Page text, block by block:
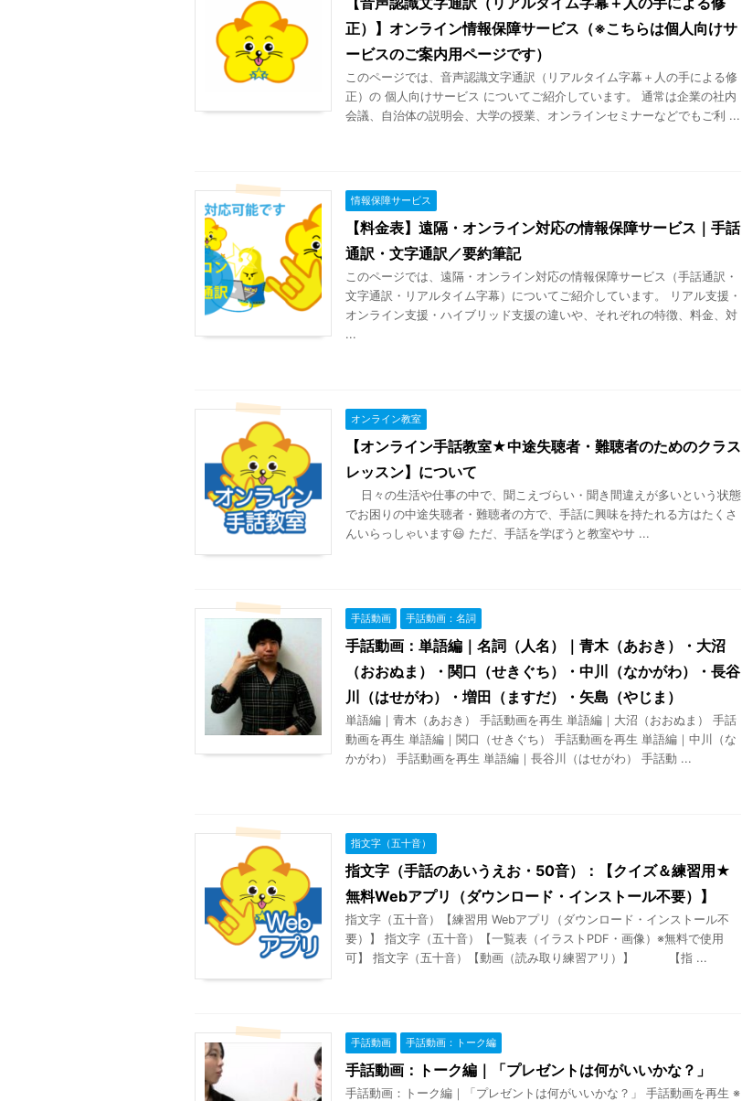
正）】オンライン情報保障サービス（※こちらは個人向けサ
ービスのご案内用ページです）
このページでは、音声認識文字通訳（リアルタイム字幕＋人の手による修
正）の 個人向けサービス についてご紹介しています。 通常は企業の社内
会議、自治体の説明会、大学の授業、オンラインセミナーなどでもご利 ...
情報保障サービス
【料金表】遠隔・オンライン対応の情報保障サービス｜手話
通訳・文字通訳／要約筆記
このページでは、遠隔・オンライン対応の情報保障サービス（手話通訳・
文字通訳・リアルタイム字幕）についてご紹介しています。 リアル支援・
オンライン支援・ハイブリッド支援の違いや、それぞれの特徴、料金、対
...
オンライン教室
【オンライン手話教室★中途失聴者・難聴者のためのクラス
レッスン】について
日々の生活や仕事の中で、聞こえづらい・聞き間違えが多いという状態
でお困りの中途失聴者・難聴者の方で、手話に興味を持たれる方はたくさ
んいらっしゃいます😃 ただ、手話を学ぼうと教室やサ ...
手話動画 手話動画：名詞
手話動画：単語編｜名詞（人名）｜青木（あおき）・大沼
（おおぬま）・関口（せきぐち）・中川（なかがわ）・長谷
川（はせがわ）・増田（ますだ）・矢島（やじま）
単語編｜青木（あおき） 手話動画を再生 単語編｜大沼（おおぬま） 手話
動画を再生 単語編｜関口（せきぐち） 手話動画を再生 単語編｜中川（な
かがわ） 手話動画を再生 単語編｜長谷川（はせがわ） 手話動 ...
指文字（五十音）
指文字（手話のあいうえお・50音）：【クイズ＆練習用★
無料Webアプリ（ダウンロード・インストール不要）】
指文字（五十音）【練習用 Webアプリ（ダウンロード・インストール不
要）】 指文字（五十音）【一覧表（イラストPDF・画像）※無料で使用
可】 指文字（五十音）【動画（読み取り練習アリ）】 【指 ...
手話動画 手話動画：トーク編
手話動画：トーク編｜「プレゼントは何がいいかな？」
手話動画：トーク編｜「プレゼントは何がいいかな？」 手話動画を再生 ※